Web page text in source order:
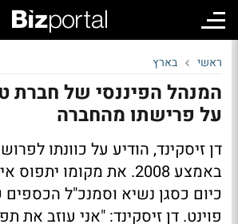
ראשי בארץ
המנהל הפיננסי של חברת
על פרישתו מהחברה
דן זיסקינד, הודיע על כוונתו
באמצע 2008. את מקומו
כיום כסגן נשיא וסמנכ"ל
פוינט. דן זיסקינד: "אני עוזב את